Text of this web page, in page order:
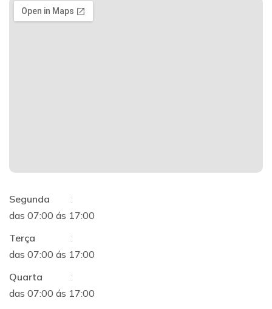
Segunda
:
das 07:00 ás 17:00
Terça
:
das 07:00 ás 17:00
Quarta
:
das 07:00 ás 17:00